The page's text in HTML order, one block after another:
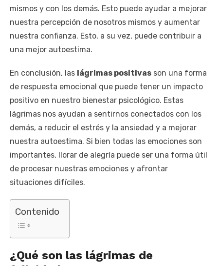
mismos y con los demás. Esto puede ayudar a mejorar
nuestra percepción de nosotros mismos y aumentar
nuestra confianza. Esto, a su vez, puede contribuir a
una mejor autoestima.
En conclusión, las lágrimas positivas son una forma
de respuesta emocional que puede tener un impacto
positivo en nuestro bienestar psicológico. Estas
lágrimas nos ayudan a sentirnos conectados con los
demás, a reducir el estrés y la ansiedad y a mejorar
nuestra autoestima. Si bien todas las emociones son
importantes, llorar de alegría puede ser una forma útil
de procesar nuestras emociones y afrontar
situaciones difíciles.
Contenido
¿Qué son las lágrimas de